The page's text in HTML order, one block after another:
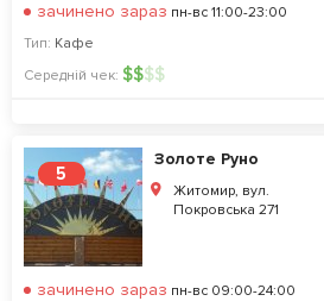
зачинено зараз пн-вс 11:00-23:00
Тип: Кафе
Середній чек: $$$$
5
Золоте Руно
Житомир, вул.
Покровська 271
зачинено зараз пн-вс 09:00-24:00